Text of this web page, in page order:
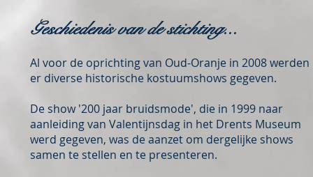
Geschiedenis van de stichting...
Al voor de oprichting van Oud-Oranje in 2008 werden
er diverse historische kostuumshows gegeven.
De show '200 jaar bruidsmode', die in 1999 naar
aanleiding van Valentijnsdag in het Drents Museum
werd gegeven, was de aanzet om dergelijke shows
samen te stellen en te presenteren.